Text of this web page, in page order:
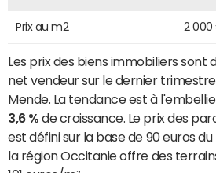
Prix au m2 2
Les prix des biens immobiliers sont
net vendeur sur le dernier trimestre
Mende. La tendance est à
3,6 % de croissance. Le prix des
est défini sur la base de 90 euros
la région Occitanie offre des